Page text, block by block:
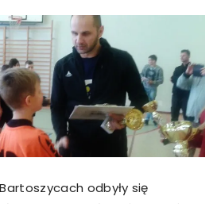
odbyły się